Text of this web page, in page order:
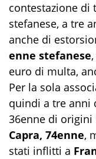
contestazione di
stefanese, a tre
anche di
enne stefanese
euro di multa,
Per la sola
quindi a tre anni
36enne di origini
Capra, 74enne,
stati inflitti a